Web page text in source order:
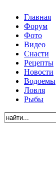
Главная
Форум
Фото
Видео
Снасти
Рецепты
Новости
Водоемы
Ловля
Рыбы